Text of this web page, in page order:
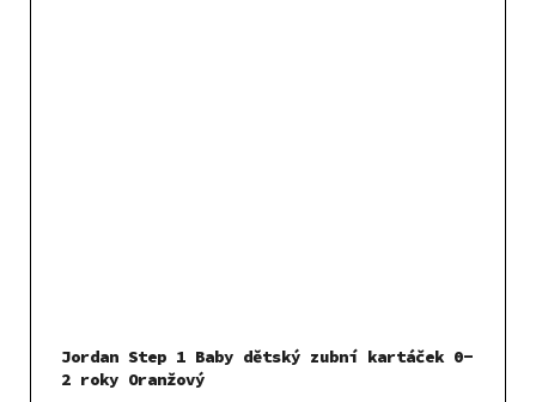
Jordan Step 1 Baby dětský zubní kartáček 0-
2 roky Oranžový